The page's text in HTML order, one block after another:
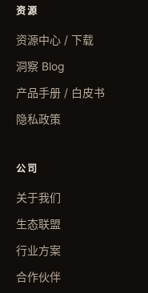
资源
资源中心 / 下载
洞察 Blog
产品手册 / 白皮书
隐私政策
公司
关于我们
生态联盟
行业方案
合作伙伴